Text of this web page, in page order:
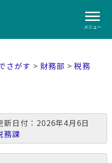
メニュー
さがす > 財務部 >税務
新日付：2026年4月6日
務課